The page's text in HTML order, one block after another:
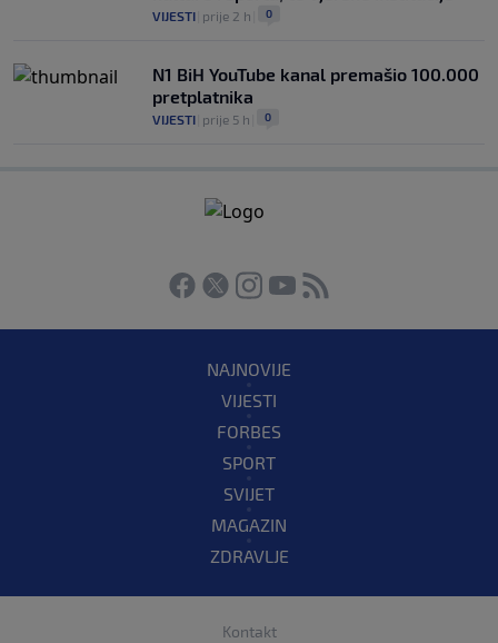
VIJESTI prije 2 h 0
N1 BiH YouTube kanal premašio 100.000
pretplatnika
VIJESTI prije 5 h 0
NAJNOVIJE
VIJESTI
FORBES
SPORT
SVIJET
MAGAZIN
ZDRAVLJE
Kontakt